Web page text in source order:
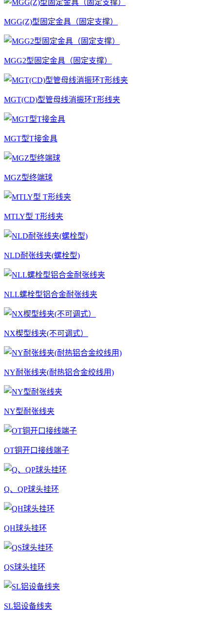
MGG(Z)型固定金具（固定支撑）
MGG2型固定金具（固定支撑）
MGT(CD)型管母线消振环T形线夹
MGT型T接金具
MGZ型终端球
MTLY型 T形线夹
NLD耐张线夹(螺栓型)
NLL螺栓型铝合金耐张线夹
NX楔型线夹(不可调式）
NY耐张线夹(耐热铝合金绞线用)
NY型耐张线夹
OT铜开口接线端子
Q、QP球头挂环
QH球头挂环
QS球头挂环
SL铝设备线夹